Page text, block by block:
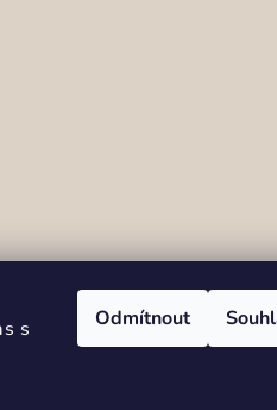
s
Odmítnout
Sledovat na Instagramu